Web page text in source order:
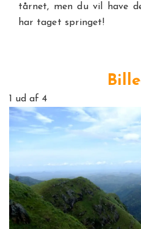
tårnet, men du vil have
har taget springet!
1 ud af 4